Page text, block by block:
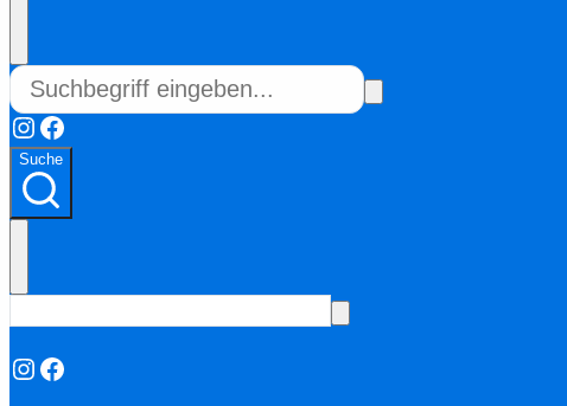
Instagram
Facebook
Suche
Instagram
Facebook